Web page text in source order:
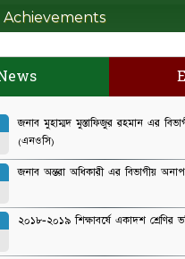
Achievements
জনাব মুহাম্মদ মুস্তাফিজুর রহমান এর
(এনওসি)
জনাব অন্তরা অধিকারী এর বিভাগীয়
২০১৮-২০১৯ শিক্ষাবর্ষে একাদশ শ্রেণির